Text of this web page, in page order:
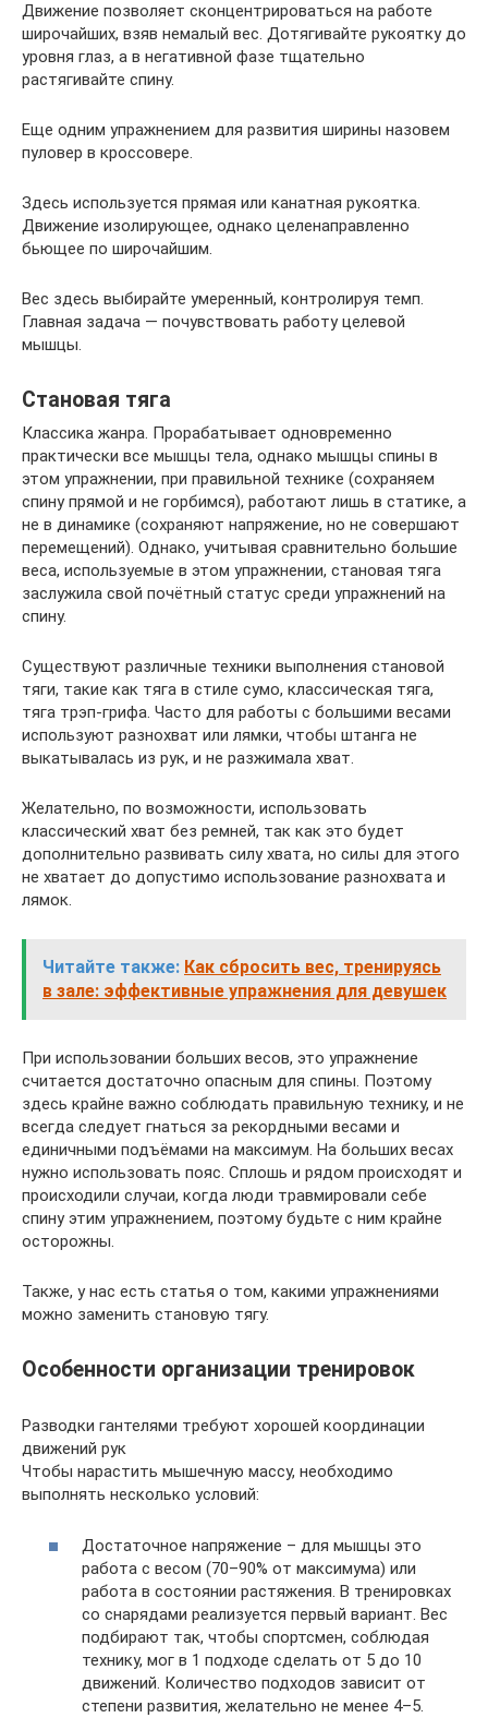
Движение позволяет сконцентрироваться на работе
широчайших, взяв немалый вес. Дотягивайте рукоятку до
уровня глаз, а в негативной фазе тщательно
растягивайте спину.
Еще одним упражнением для развития ширины назовем
пуловер в кроссовере.
Здесь используется прямая или канатная рукоятка.
Движение изолирующее, однако целенаправленно
бьющее по широчайшим.
Вес здесь выбирайте умеренный, контролируя темп.
Главная задача — почувствовать работу целевой
мышцы.
Становая тяга
Классика жанра. Прорабатывает одновременно
практически все мышцы тела, однако мышцы спины в
этом упражнении, при правильной технике (сохраняем
спину прямой и не горбимся), работают лишь в статике, а
не в динамике (сохраняют напряжение, но не совершают
перемещений). Однако, учитывая сравнительно большие
веса, используемые в этом упражнении, становая тяга
заслужила свой почётный статус среди упражнений на
спину.
Существуют различные техники выполнения становой
тяги, такие как тяга в стиле сумо, классическая тяга,
тяга трэп-грифа. Часто для работы с большими весами
используют разнохват или лямки, чтобы штанга не
выкатывалась из рук, и не разжимала хват.
Желательно, по возможности, использовать
классический хват без ремней, так как это будет
дополнительно развивать силу хвата, но силы для этого
не хватает до допустимо использование разнохвата и
лямок.
Читайте также: Как сбросить вес, тренируясь
в зале: эффективные упражнения для девушек
При использовании больших весов, это упражнение
считается достаточно опасным для спины. Поэтому
здесь крайне важно соблюдать правильную технику, и не
всегда следует гнаться за рекордными весами и
единичными подъёмами на максимум. На больших весах
нужно использовать пояс. Сплошь и рядом происходят и
происходили случаи, когда люди травмировали себе
спину этим упражнением, поэтому будьте с ним крайне
осторожны.
Также, у нас есть статья о том, какими упражнениями
можно заменить становую тягу.
Особенности организации тренировок
Разводки гантелями требуют хорошей координации
движений рук
Чтобы нарастить мышечную массу, необходимо
выполнять несколько условий:
Достаточное напряжение – для мышцы это
работа с весом (70–90% от максимума) или
работа в состоянии растяжения. В тренировках
со снарядами реализуется первый вариант. Вес
подбирают так, чтобы спортсмен, соблюдая
технику, мог в 1 подходе сделать от 5 до 10
движений. Количество подходов зависит от
степени развития, желательно не менее 4–5.